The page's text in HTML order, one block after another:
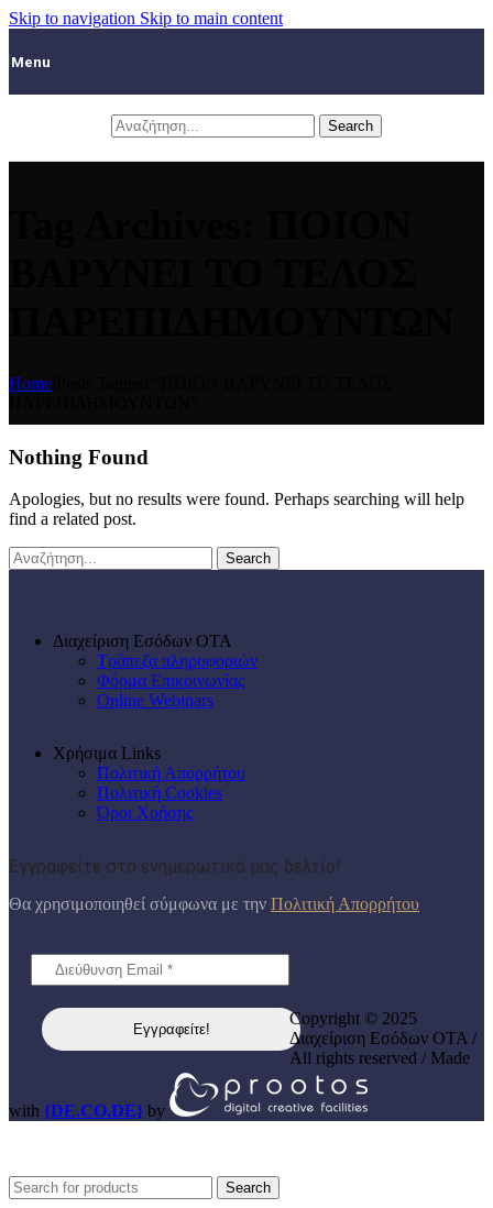
Skip to navigation Skip to main content
Menu
Search
Home
Nothing Found
Apologies, but no results were found. Perhaps searching will help
find a related post.
Search
Διαχείριση Εσόδων ΟΤΑ
Τράπεζα πληροφοριών
Φόρμα Επικοινωνίας
Online Webinars
Χρήσιμα Links
Πολιτική Απορρήτου
Πολιτική Cookies
Όροι Χρήσης
Εγγραφείτε στο ενημερωτικό μας δελτίο!
Θα χρησιμοποιηθεί σύμφωνα με την Πολιτική Απορρήτου
Copyright © 2025
Διαχείριση Εσόδων ΟΤΑ /
All rights reserved / Made
with {DE.CO.DE} by
Search